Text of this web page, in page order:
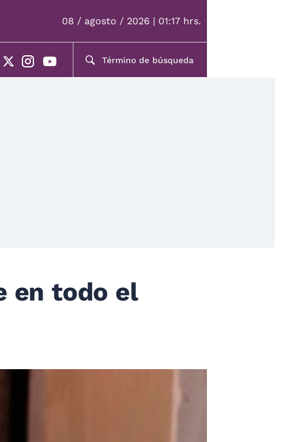
08 / agosto / 2026 | 01:17 hrs.
en todo el